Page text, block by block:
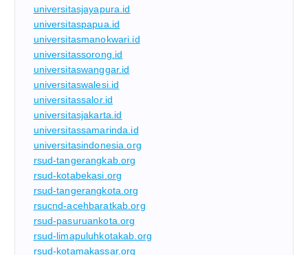
universitasjayapura.id
universitaspapua.id
universitasmanokwari.id
universitassorong.id
universitaswanggar.id
universitaswalesi.id
universitassalor.id
universitasjakarta.id
universitassamarinda.id
universitasindonesia.org
rsud-tangerangkab.org
rsud-kotabekasi.org
rsud-tangerangkota.org
rsucnd-acehbaratkab.org
rsud-pasuruankota.org
rsud-limapuluhkotakab.org
rsud-kotamakassar.org